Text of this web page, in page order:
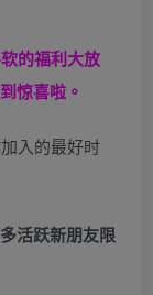
的福利大放
惊喜啦。
入的最好时
活跃新朋友限